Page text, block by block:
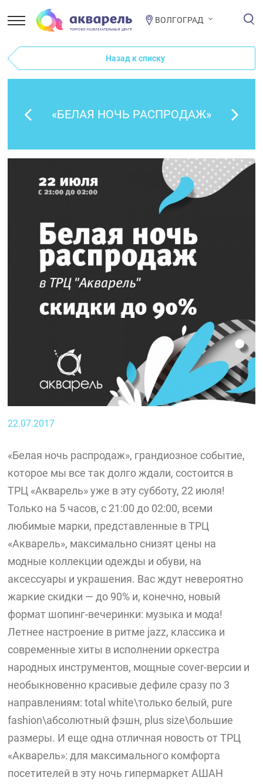
ВОЛГОГРАД
Назад к списку
«БЕЛАЯ НОЧЬ РАСПРОДАЖ»
22.07.2017
«Белая ночь распродаж», грандиозное событие,
которое мы все так долго ждали, состоится в
ТРЦ «Акварель» уже в эту субботу, 22 июля!
Только на 5 часов, с 21:00 до 02:00, всеми
любимые марки, представленные в ТРЦ
«Акварель», максимально снизят цены на
модные коллекции одежды и обуви, на
аксессуары и украшения. Вас ждут невероятно
жаркие скидки — до 90% и, конечно, новый
формат шопинг-вечеринки: музыка и мода!
Летнее настроение в ритме jazz, классика и
современные хиты в исполнении оркестра
народных инструментов, мощные cover-версии и
необыкновенно красивые дефиле сразу по 3
направлениям: total white\только белый, pure
fashion\абсолютный фэшн, plus size\большие
размеры. И еще одна отличная новость от ТРЦ
«Акварель»: для максимального комфорта
посетителей в эту ночь гипермаркет АШАН